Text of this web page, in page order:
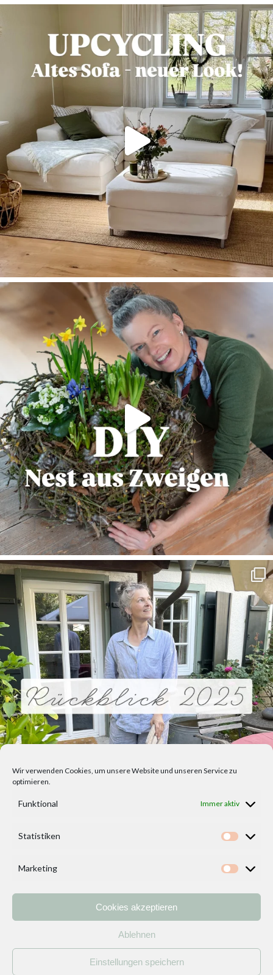
Wir verwenden Cookies, um unsere Website und unseren Service zu
optimieren.
Funktional Immer aktiv
Statistiken
Marketing
Cookies akzeptieren
Ablehnen
Einstellungen speichern
Kontakt
Impressum/ Datenschutzerklärung